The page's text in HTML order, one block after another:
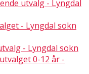
utvalg - Lyngdal
- Lyngdal sokn
- Lyngdal sokn
0-12 år -